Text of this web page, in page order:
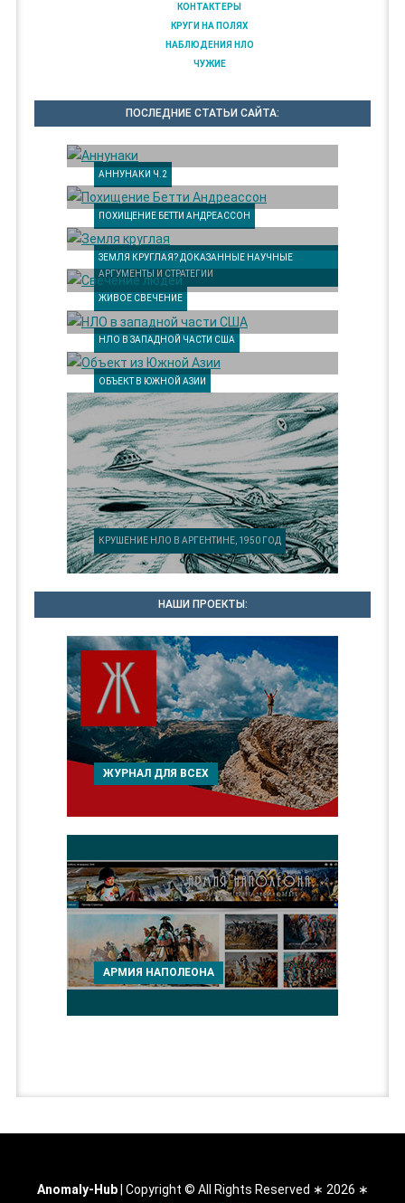
КОНТАКТЕРЫ
КРУГИ НА ПОЛЯХ
НАБЛЮДЕНИЯ НЛО
ЧУЖИЕ
ПОСЛЕДНИЕ СТАТЬИ САЙТА:
АННУНАКИ Ч.2
ПОХИЩЕНИЕ БЕТТИ АНДРЕАССОН
ЗЕМЛЯ КРУГЛАЯ? ДОКАЗАННЫЕ НАУЧНЫЕ
АРГУМЕНТЫ И СТРАТЕГИИ
ЖИВОЕ СВЕЧЕНИЕ
НЛО В ЗАПАДНОЙ ЧАСТИ США
ОБЪЕКТ В ЮЖНОЙ АЗИИ
КРУШЕНИЕ НЛО В АРГЕНТИНЕ, 1950 ГОД
НАШИ ПРОЕКТЫ:
ЖУРНАЛ ДЛЯ ВСЕХ
АРМИЯ НАПОЛЕОНА
Anomaly-Hub Copyright © All Rights Reserved ∗ 2026 ∗